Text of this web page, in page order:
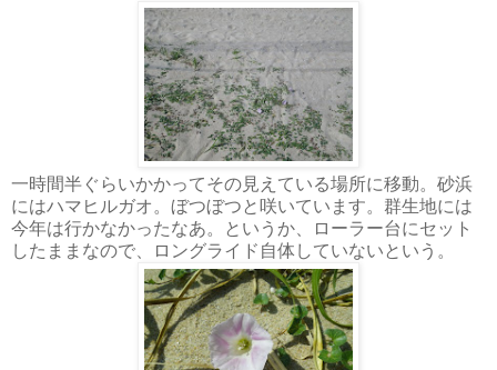
一時間半ぐらいかかってその見えている場所に移動。砂浜
にはハマヒルガオ。ぼつぼつと咲いています。群生地には
今年は行かなかったなあ。というか、ローラー台にセット
したままなので、ロングライド自体していないという。